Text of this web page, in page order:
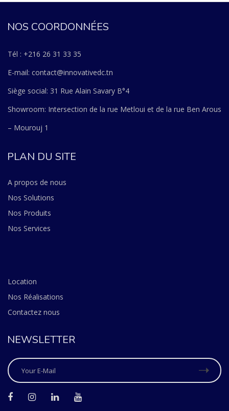
NOS COORDONNÉES
Tél : +216 26 31 33 35
E-mail: contact@innovativedc.tn
Siège social: 31 Rue Alain Savary B°4
Showroom: Intersection de la rue Metloui et de la rue Ben Arous
– Mourouj 1
PLAN DU SITE
A propos de nous
Nos Solutions
Nos Produits
Nos Services
Location
Nos Réalisations
Contactez nous
NEWSLETTER